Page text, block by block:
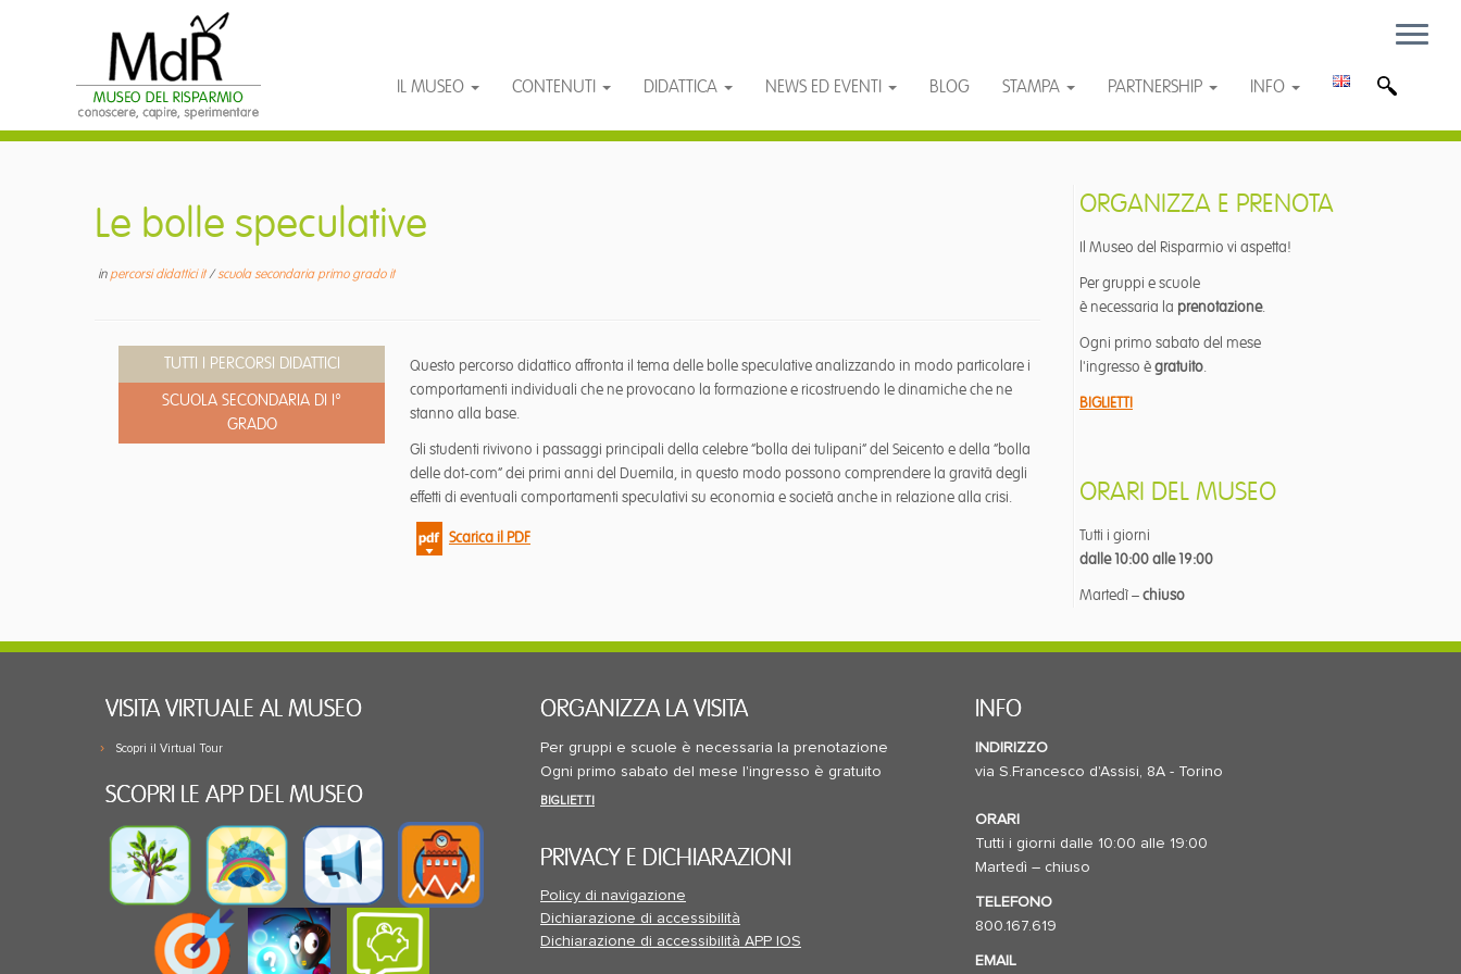
IL MUSEO CONTENUTI DIDATTICA NEWS ED EVENTI BLOG STAMPA PARTNERSHIP INFO
Le bolle speculative
inpercorsi didattici it/scuola secondaria primo grado it
TUTTI I PERCORSI DIDATTICI
SCUOLA SECONDARIA DI I°
GRADO
Questo percorso didattico affronta il tema delle bolle speculative analizzando in modo particolare i
comportamenti individuali che ne provocano la formazione e ricostruendo le dinamiche che ne
stanno alla base.
Gli studenti rivivono i passaggi principali della celebre “bolla dei tulipani” del Seicento e della “bolla
delle dot-com” dei primi anni del Duemila, in questo modo possono comprendere la gravità degli
effetti di eventuali comportamenti speculativi su economia e società anche in relazione alla crisi.
Scarica il PDF
ORGANIZZA E PRENOTA
Il Museo del Risparmio vi aspetta!
Per gruppi e scuole
è necessaria la prenotazione.
Ogni primo sabato del mese
l'ingresso ègratuito.
BIGLIETTI
ORARI DEL MUSEO
Tutti i giorni
dalle 10:00 alle 19:00
Martedì –chiuso
VISITA VIRTUALE AL MUSEO
Scopri il Virtual Tour
SCOPRI LE APP DEL MUSEO
ORGANIZZA LA VISITA
Per gruppi e scuole è necessaria la prenotazione
Ogni primo sabato del mese l'ingresso è gratuito
BIGLIETTI
PRIVACY E DICHIARAZIONI
Policy di navigazione
Dichiarazione di accessibilità
Dichiarazione di accessibilità APP IOS
INFO
INDIRIZZO
via S.Francesco d'Assisi, 8A - Torino
ORARI
Tutti i giorni dalle 10:00 alle 19:00
Martedì – chiuso
TELEFONO
800.167.619
EMAIL